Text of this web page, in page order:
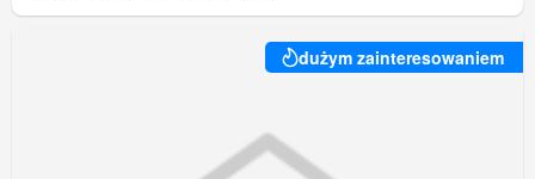
dużym zainteresowaniem